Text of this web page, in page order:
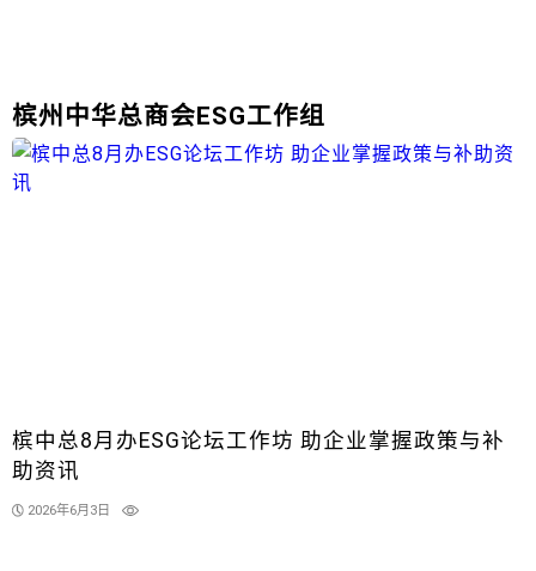
槟州中华总商会ESG工作组
槟中总8月办ESG论坛工作坊 助企业掌握政策与补
助资讯
2026年6月3日